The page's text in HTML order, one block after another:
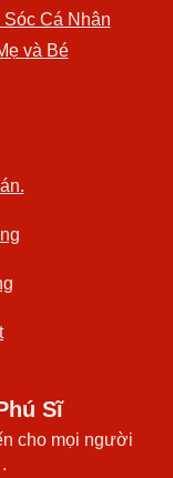
Sóc Cá Nhân
và Bé
Sĩ
cho mọi người